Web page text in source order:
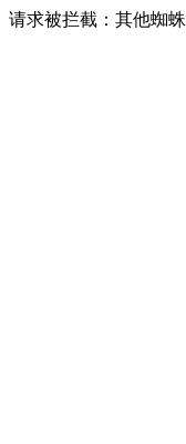
请求被拦截：其他蜘蛛